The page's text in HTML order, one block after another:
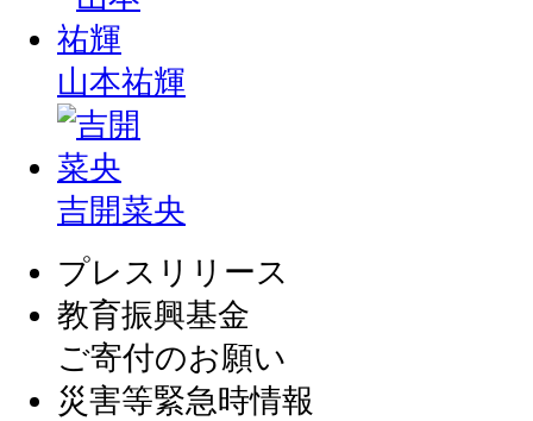
山本祐輝
吉開菜央
プレスリリース
教育振興基金
ご寄付のお願い
災害等緊急時情報